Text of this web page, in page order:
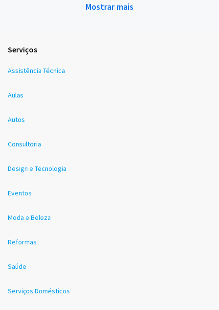
Mostrar mais
Serviços
Assistência Técnica
Aulas
Autos
Consultoria
Design e Tecnologia
Eventos
Moda e Beleza
Reformas
Saúde
Serviços Domésticos